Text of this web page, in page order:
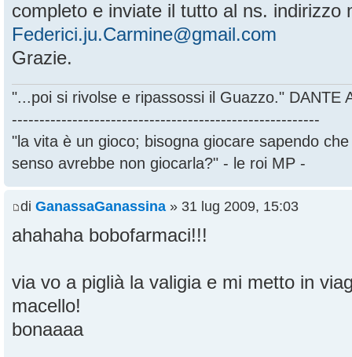
completo e inviate il tutto al ns. indirizzo
Federici.ju.Carmine@gmail.com
Grazie.
"...poi si rivolse e ripassossi il Guazzo." DANTE
--------------------------------------------------------
"la vita è un gioco; bisogna giocare sapendo
senso avrebbe non giocarla?" - le roi MP -
di GanassaGanassina » 31 lug 2009, 15:03
ahahaha bobofarmaci!!!
via vo a piglià la valigia e mi metto in
macello!
bonaaaa